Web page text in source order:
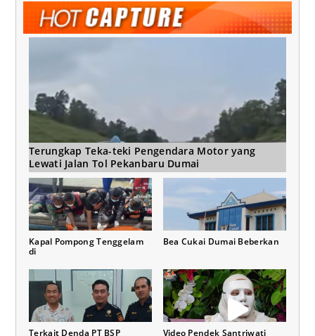
Terungkap Teka-teki Pengendara Motor yang
Lewati Jalan Tol Pekanbaru Dumai
Kapal Pompong Tenggelam
di
Bea Cukai Dumai Beberkan
Terkait Denda PT BSP Video Pendek Santriwati